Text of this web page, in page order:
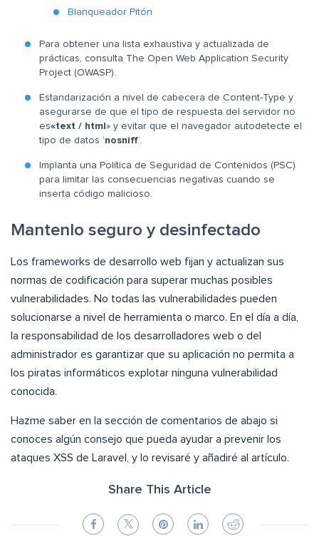
Blanqueador Pitón
Para obtener una lista exhaustiva y actualizada de
prácticas, consulta The Open Web Application Security
Project (OWASP).
Estandarización a nivel de cabecera de Content-Type y
asegurarse de que el tipo de respuesta del servidor no
es«text / html » y evitar que el navegador autodetecte el
tipo de datos ‘nosniff‘.
Implanta una Política de Seguridad de Contenidos (PSC)
para limitar las consecuencias negativas cuando se
inserta código malicioso.
Mantenlo seguro y desinfectado
Los frameworks de desarrollo web fijan y actualizan sus
normas de codificación para superar muchas posibles
vulnerabilidades. No todas las vulnerabilidades pueden
solucionarse a nivel de herramienta o marco. En el día a día,
la responsabilidad de los desarrolladores web o del
administrador es garantizar que su aplicación no permita a
los piratas informáticos explotar ninguna vulnerabilidad
conocida.
Hazme saber en la sección de comentarios de abajo si
conoces algún consejo que pueda ayudar a prevenir los
ataques XSS de Laravel, y lo revisaré y añadiré al artículo.
Share This Article